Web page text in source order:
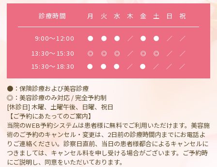
診療時間 月 火 水 木 金 土 日 祝
9:00～12:00 ● ● ● ／ ● ● ／ ／
13:30～15:30 ◎ ◎ ◎ ／ ◎ ◎ ／ ／
15:30～18:30 ● ● ● ／ ● ／ ／ ／
●：保険診療および美容診療
◎：美容診療のみ対応 / 完全予約制
[休診日] 木曜、土曜午後、日曜、祝日
【ご予約にあたってのご案内】
当院のWEB予約システムは患者様に無料でご利用いただけます。美容施
術のご予約のキャンセル・変更は、2日前の診療時間内までにお電話よ
りご連絡ください。診察日直前、当日の患者様都合によるキャンセルに
つきましては、キャンセル料を申し受ける場合がございます。ご予約時
にご説明し、同意をいただいております。